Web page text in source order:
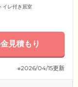
イレ付き居室
見積もり
※2026/04/15更新